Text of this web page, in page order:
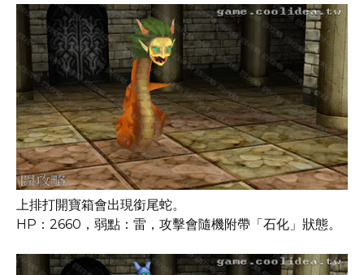
上排打開寶箱會出現銜尾蛇。
HP：2660，弱點：雷，攻擊會隨機附帶「石化」狀態。